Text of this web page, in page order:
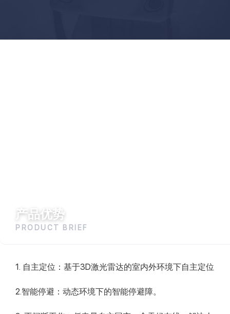
产品优势
PRODUCT BRIEF
1. 自主定位：基于3D激光雷达的室内外环境下自主定位
2.智能停避：动态环境下的智能停避障。